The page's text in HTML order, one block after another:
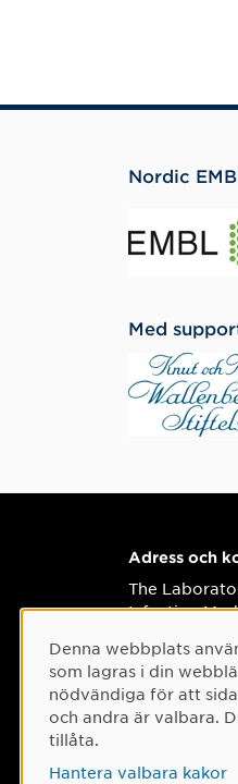
Nordic
Med
Adress och
The
Infection
Besöksadress
Umeå
901 87 Umeå
Telefon
Cookie-
Denna webbplats
som lagras i din
nödvändiga för att
och andra är valbara.
tillåta.
Hantera valbara kakor